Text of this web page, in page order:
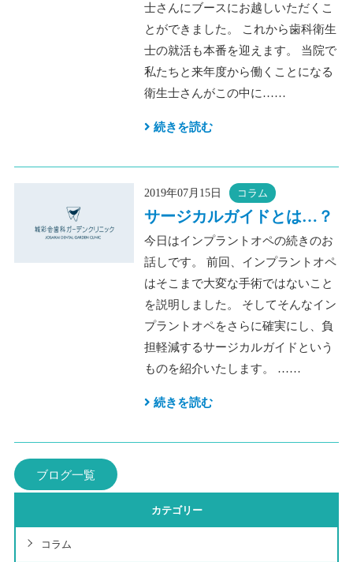
士さんにブースにお越しいただくこ
とができました。 これから歯科衛生
士の就活も本番を迎えます。 当院で
私たちと来年度から働くことになる
衛生士さんがこの中に……
続きを読む
2019年07月15日 コラム
サージカルガイドとは…？
今日はインプラントオペの続きのお
話しです。 前回、インプラントオペ
はそこまで大変な手術ではないこと
を説明しました。 そしてそんなイン
プラントオペをさらに確実にし、負
担軽減するサージカルガイドという
ものを紹介いたします。 ……
続きを読む
ブログ一覧
カテゴリー
コラム